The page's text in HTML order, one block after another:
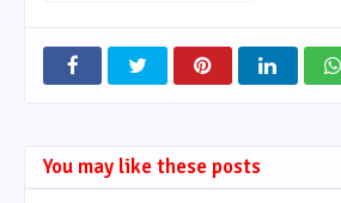
You may like these posts